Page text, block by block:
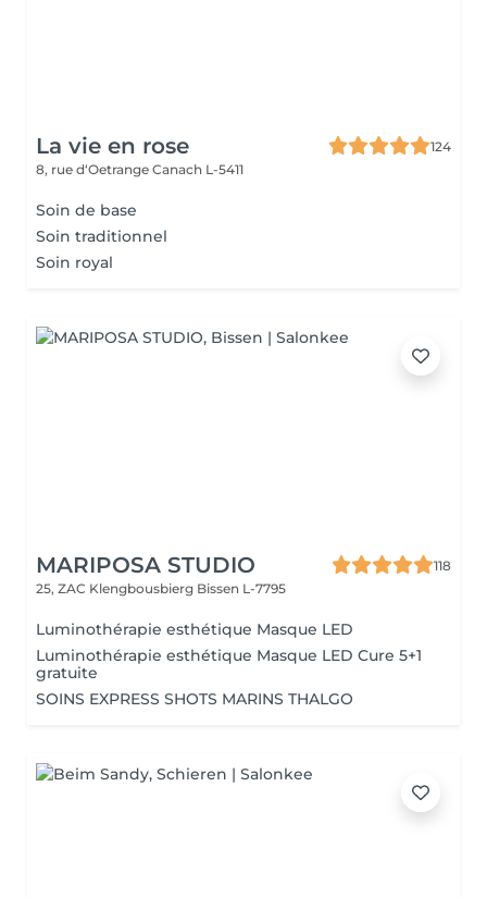
La vie en rose
124
8, rue d‘Oetrange Canach L-5411
Soin de base
Soin traditionnel
Soin royal
MARIPOSA STUDIO
118
25, ZAC Klengbousbierg Bissen L-7795
Luminothérapie esthétique Masque LED
Luminothérapie esthétique Masque LED Cure 5+1
gratuite
SOINS EXPRESS SHOTS MARINS THALGO